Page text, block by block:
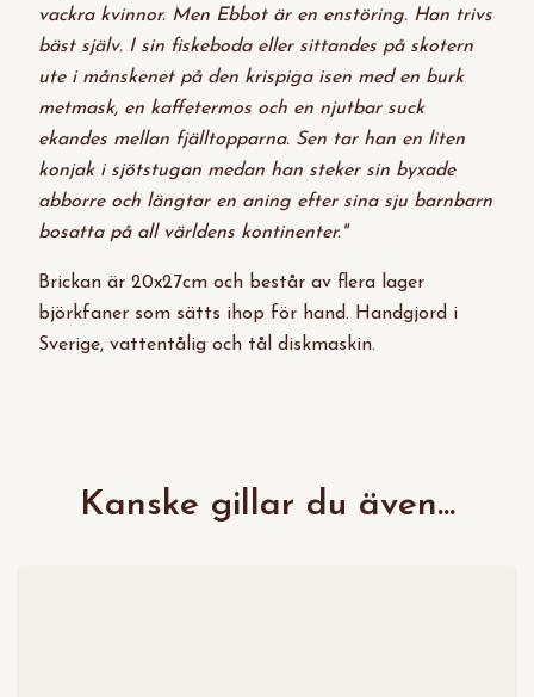
vackra kvinnor. Men Ebbot är en enstöring. Han trivs
bäst själv. I sin fiskeboda eller sittandes på skotern
ute i månskenet på den krispiga isen med en burk
metmask, en kaffetermos och en njutbar suck
ekandes mellan fjälltopparna. Sen tar han en liten
konjak i sjötstugan medan han steker sin byxade
abborre och längtar en aning efter sina sju barnbarn
bosatta på all världens kontinenter."
Brickan är 20x27cm och består av flera lager
björkfaner som sätts ihop för hand. Handgjord i
Sverige, vattentålig och tål diskmaskin.
Kanske gillar du även...